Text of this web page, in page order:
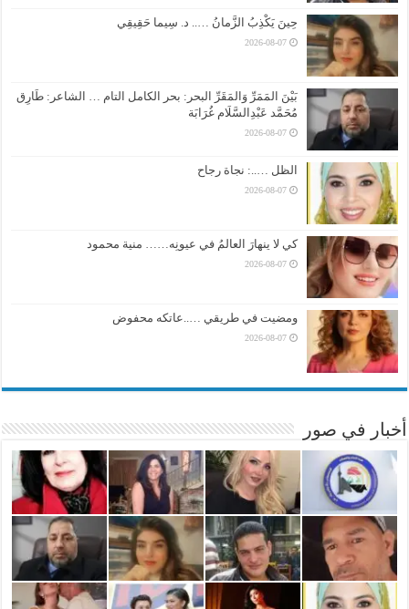
حِينَ يَكْذِبُ الزَّمانُ ….. د. سِيما حَقِيقِي
2026-08-07
بَيْنَ المَمَرِّ وَالمَقَرِّ البحر: بحر الكامل التام … الشاعر: طَارِق
مُحَمَّد عَبْدِالسَّلَام غُرَابَة
2026-08-07
الظل …..: نجاة رجاح
2026-08-07
كي لا ينهارَ العالمُ في عيونِه…… منية محمود
2026-08-07
ومضيت في طريقي …..عاتكه محفوض
2026-08-07
أخبار في صور